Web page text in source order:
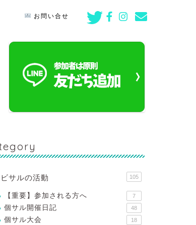
お問い合せ
サルの活動 105
【重要】参加される方へ 7
個サル開催日記 48
個サル大会 18